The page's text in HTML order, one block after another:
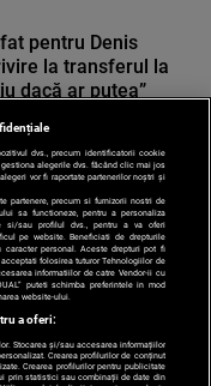
pentru Denis
la transferul la
dacă ar putea”
dvs., precum identificatorii cookie
alegerile dvs. făcând clic mai jos
vor fi raportate partenerilor noștri și
partenere, precum si furnizorii nostri de
sa functioneze, pentru a personaliza
si/sau profilul dvs., pentru a va oferi
pe website. Beneficiati de drepturile
caracter personal. Aceste drepturi pot fi
acceptati folosirea tuturor Tehnologiilor de
informatiilor de catre Vendor-ii cu
puteti schimba preferintele in mod
website-ului.
a oferi:
Stocarea și/sau accesarea informațiilor
Crearea profilurilor de conținut
Crearea profilurilor pentru publicitate
prin statistici sau combinații de date din